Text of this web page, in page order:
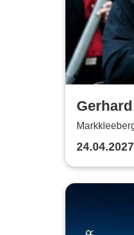
Orgel &
weit am
24.04.2027